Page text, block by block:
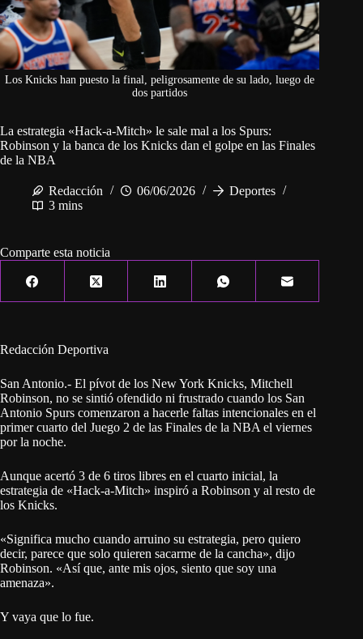
Los Knicks han puesto la final, peligrosamente de su lado, luego de
dos partidos
La estrategia «Hack-a-Mitch» le sale mal a los Spurs:
Robinson y la banca de los Knicks dan el golpe en las Finales
de la NBA
Redacción 06/06/2026
Deportes
3 mins
Comparte esta noticia
Redacción Deportiva
San Antonio.- El pívot de los New York Knicks, Mitchell
Robinson, no se sintió ofendido ni frustrado cuando los San
Antonio Spurs comenzaron a hacerle faltas intencionales en el
primer cuarto del Juego 2 de las Finales de la NBA el viernes
por la noche.
Aunque acertó 3 de 6 tiros libres en el cuarto inicial, la
estrategia de «Hack-a-Mitch» inspiró a Robinson y al resto de
los Knicks.
«Significa mucho cuando arruino su estrategia, pero quiero
decir, parece que solo quieren sacarme de la cancha», dijo
Robinson. «Así que, ante mis ojos, siento que soy una
amenaza».
Y vaya que lo fue.